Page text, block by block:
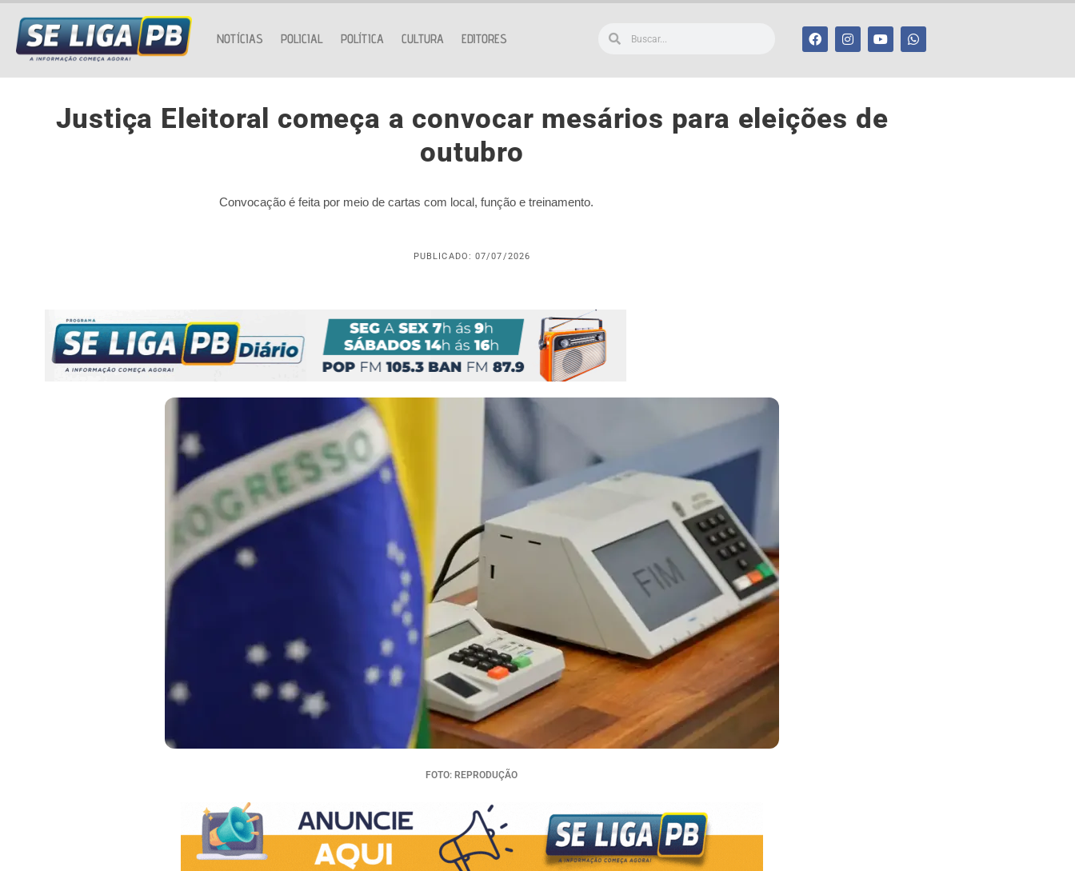
NOTÍCIAS POLICIAL POLÍTICA CULTURA EDITORES
Justiça Eleitoral começa a convocar mesários para eleições de
outubro
Convocação é feita por meio de cartas com local, função e treinamento.
PUBLICADO: 07/07/2026
FOTO: REPRODUÇÃO